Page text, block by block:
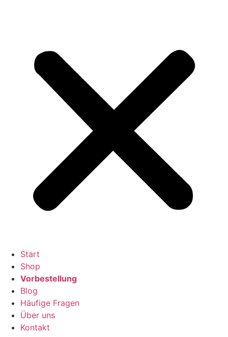
Start
Shop
Vorbestellung
Blog
Häufige Fragen
Über uns
Kontakt